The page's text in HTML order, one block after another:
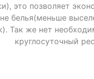
это позволяет
белья(меньше
Так же нет
круглосуточный